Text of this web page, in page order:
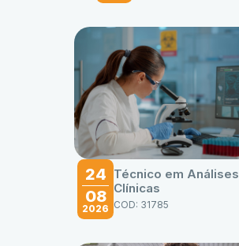
24
08
2026
Técnico em Análises
Clínicas
COD: 31785